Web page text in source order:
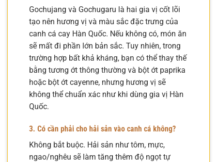
Gochujang và Gochugaru là hai gia vị cốt lõi
tạo nên hương vị và màu sắc đặc trưng của
canh cá cay Hàn Quốc. Nếu không có, món ăn
sẽ mất đi phần lớn bản sắc. Tuy nhiên, trong
trường hợp bất khả kháng, bạn có thể thay thế
bằng tương ớt thông thường và bột ớt paprika
hoặc bột ớt cayenne, nhưng hương vị sẽ
không thể chuẩn xác như khi dùng gia vị Hàn
Quốc.
3. Có cần phải cho hải sản vào canh cá không?
Không bắt buộc. Hải sản như tôm, mực,
ngao/nghêu sẽ làm tăng thêm độ ngọt tự